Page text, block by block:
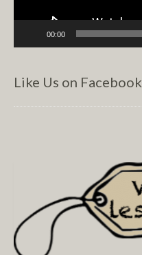
00:00
Like Us on Facebook